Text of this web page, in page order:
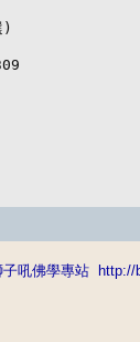
)
、2309
吼佛學專站 http://